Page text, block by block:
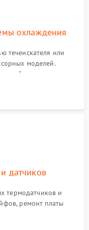
охлаждения
течеискателя или
моделей.
радиаторов и
выхода из строя.
датчиков
термодатчиков и
ремонт платы
микроклимата.
и подсветки.